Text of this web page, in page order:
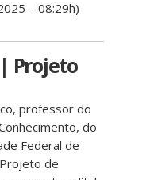
– 08:29h)
Projeto
professor do
do
Federal de
de